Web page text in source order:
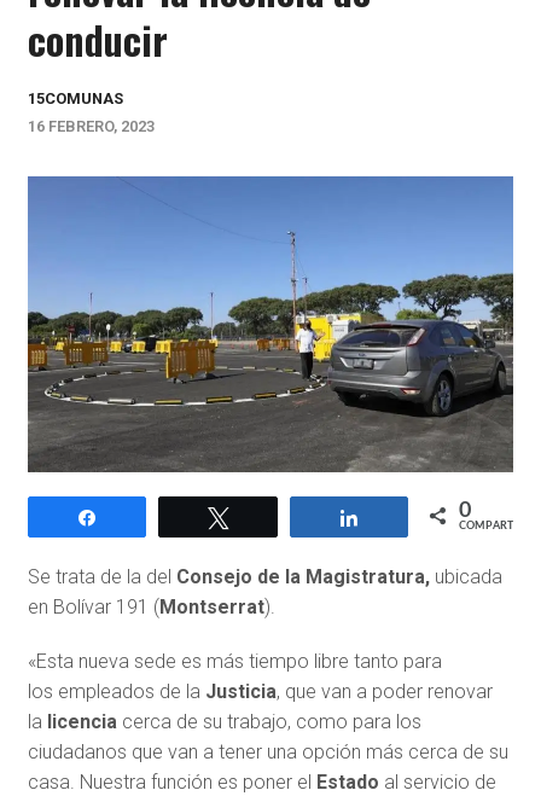
conducir
15COMUNAS
16 FEBRERO, 2023
Compartir 0
COMPARTIR
Se trata de la del Consejo de la Magistratura,ubicada
en Bolívar 191 (Montserrat).
«Esta nueva sede es más tiempo libre tanto para
los empleados de la Justicia, que van a poder renovar
la licencia cerca de su trabajo, como para los
ciudadanos que van a tener una opción más cerca de su
casa. Nuestra función es poner el Estado al servicio de